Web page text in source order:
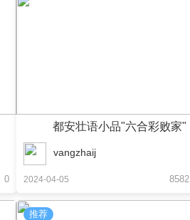
0
都安壮语小品"六合彩败家"
vangzhaij
2024-04-05 8582
推荐